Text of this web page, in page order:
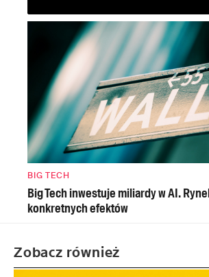
BIG TECH
Big Tech inwestuje miliardy w AI.
konkretnych efektów
Zobacz również